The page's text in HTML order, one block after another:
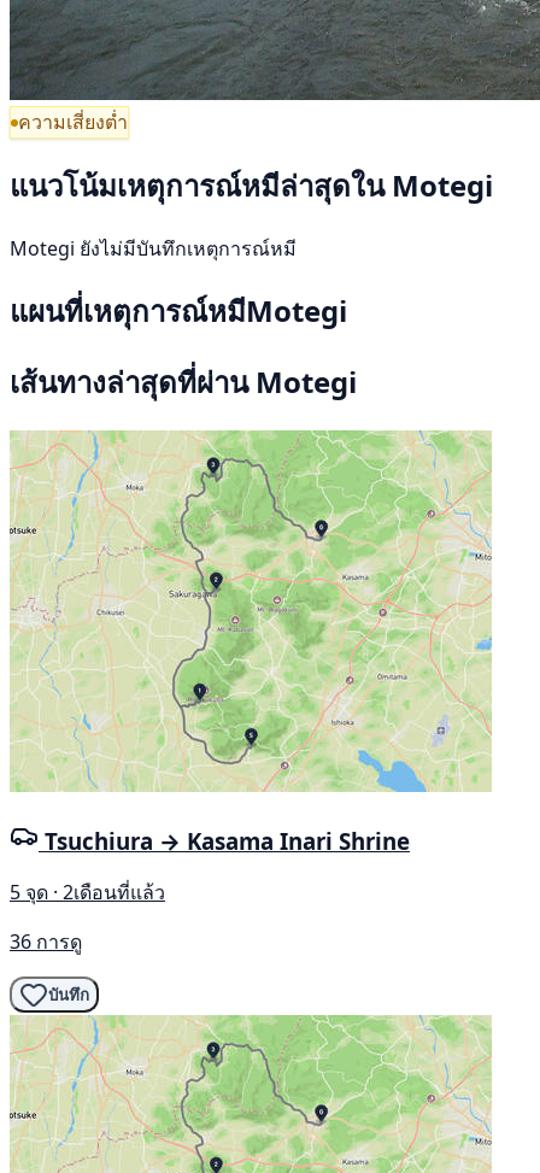
ความเสี่ยงต่ำ
แนวโน้มเหตุการณ์หมีล่าสุดใน Motegi
Motegi ยังไม่มีบันทึกเหตุการณ์หมี
แผนที่เหตุการณ์หมีMotegi
เส้นทางล่าสุดที่ผ่าน Motegi
Tsuchiura → Kasama Inari Shrine
5 จุด · 2เดือนที่แล้ว
36 การดู
บันทึก